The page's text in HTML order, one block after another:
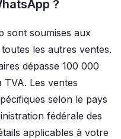
?
sont soumises aux
les autres ventes.
dépasse 100 000
TVA. Les ventes
selon le pays
fédérale des
applicables à votre